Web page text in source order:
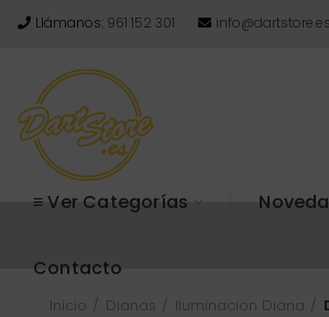
Llámanos: 961 152 301 info@dartstore.es
≡ Ver Categorías
Contacto
Inicio Dianas Iluminacion Diana